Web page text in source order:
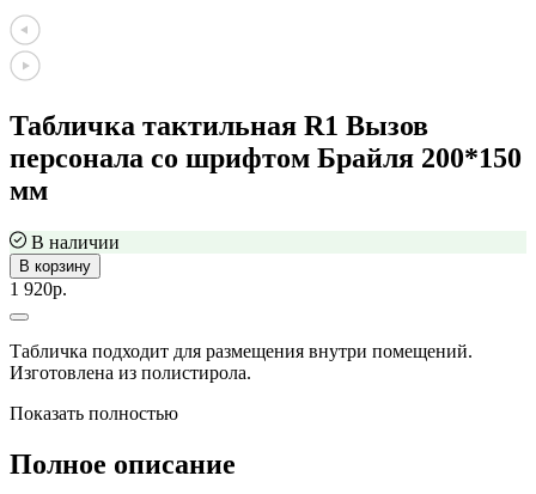
Табличка тактильная R1 Вызов
персонала со шрифтом Брайля 200*150
мм
В наличии
В корзину
1 920р.
Табличка подходит для размещения внутри помещений.
Изготовлена из полистирола.
Показать полностью
Полное описание